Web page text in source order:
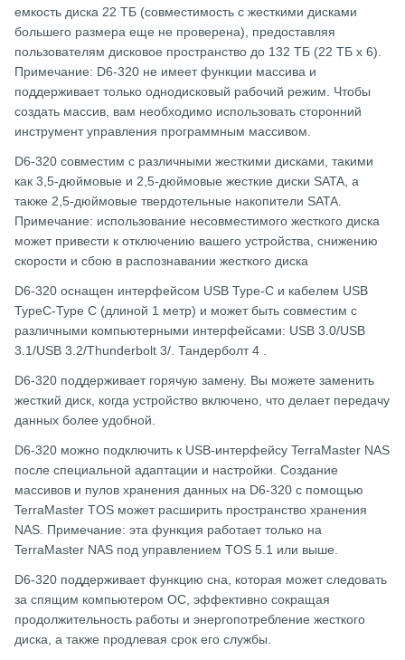
емкость диска 22 ТБ (совместимость с жесткими дисками
большего размера еще не проверена), предоставляя
пользователям дисковое пространство до 132 ТБ (22 ТБ x 6).
Примечание: D6-320 не имеет функции массива и
поддерживает только однодисковый рабочий режим. Чтобы
создать массив, вам необходимо использовать сторонний
инструмент управления программным массивом.
D6-320 совместим с различными жесткими дисками, такими
как 3,5-дюймовые и 2,5-дюймовые жесткие диски SATA, а
также 2,5-дюймовые твердотельные накопители SATA.
Примечание: использование несовместимого жесткого диска
может привести к отключению вашего устройства, снижению
скорости и сбою в распознавании жесткого диска
D6-320 оснащен интерфейсом USB Type-C и кабелем USB
TypeC-Type C (длиной 1 метр) и может быть совместим с
различными компьютерными интерфейсами: USB 3.0/USB
3.1/USB 3.2/Thunderbolt 3/. Тандерболт 4 .
D6-320 поддерживает горячую замену. Вы можете заменить
жесткий диск, когда устройство включено, что делает передачу
данных более удобной.
D6-320 можно подключить к USB-интерфейсу TerraMaster NAS
после специальной адаптации и настройки. Создание
массивов и пулов хранения данных на D6-320 с помощью
TerraMaster TOS может расширить пространство хранения
NAS. Примечание: эта функция работает только на
TerraMaster NAS под управлением TOS 5.1 или выше.
D6-320 поддерживает функцию сна, которая может следовать
за спящим компьютером ОС, эффективно сокращая
продолжительность работы и энергопотребление жесткого
диска, а также продлевая срок его службы.